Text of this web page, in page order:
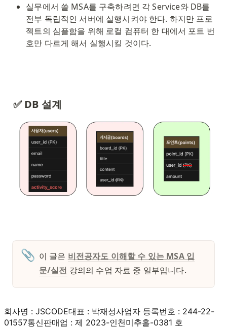
실무에서 쓸 MSA를 구축하려면 각 Service와 DB를
전부 독립적인 서버에 실행시켜야 한다. 하지만 프로
젝트의 심플함을 위해 로컬 컴퓨터 한 대에서 포트 번
호만 다르게 해서 실행시킬 것이다.
✅ DB 설계
📎 이 글은 비전공자도 이해할 수 있는 MSA 입
문/실전 강의의 수업 자료 중 일부입니다.
회사명 : JSCODE대표 : 박재성사업자 등록번호 : 244-22-
01557통신판매업 : 제 2023-인천미추홀-0381 호